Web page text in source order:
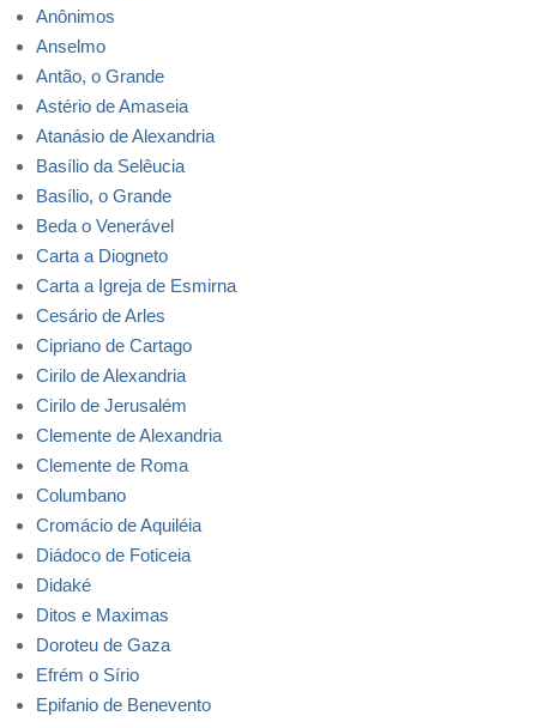
Anônimos
Anselmo
Antão, o Grande
Astério de Amaseia
Atanásio de Alexandria
Basílio da Selêucia
Basílio, o Grande
Beda o Venerável
Carta a Diogneto
Carta a Igreja de Esmirna
Cesário de Arles
Cipriano de Cartago
Cirilo de Alexandria
Cirilo de Jerusalém
Clemente de Alexandria
Clemente de Roma
Columbano
Cromácio de Aquiléia
Diádoco de Foticeia
Didaké
Ditos e Maximas
Doroteu de Gaza
Efrém o Sírio
Epifanio de Benevento